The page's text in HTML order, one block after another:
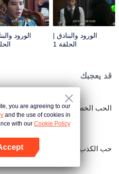
الورود والبنادق |
الحلقة 1
الورود
قد يعجبك
الحب الخطير
حب الكذب
you are agreeing to our
and the use of cookies in
with our Cookie Policy.